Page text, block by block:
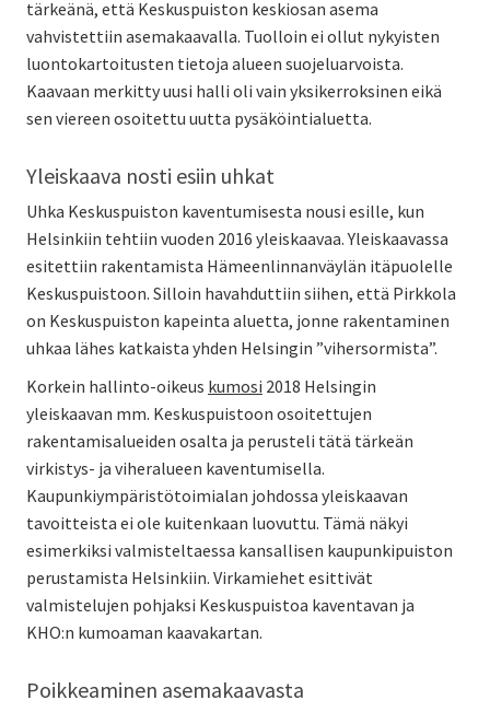
tärkeänä, että Keskuspuiston keskiosan asema
vahvistettiin asemakaavalla. Tuolloin ei ollut nykyisten
luontokartoitusten tietoja alueen suojeluarvoista.
Kaavaan merkitty uusi halli oli vain yksikerroksinen eikä
sen viereen osoitettu uutta pysäköintialuetta.
Yleiskaava nosti esiin uhkat
Uhka Keskuspuiston kaventumisesta nousi esille, kun
Helsinkiin tehtiin vuoden 2016 yleiskaavaa. Yleiskaavassa
esitettiin rakentamista Hämeenlinnanväylän itäpuolelle
Keskuspuistoon. Silloin havahduttiin siihen, että Pirkkola
on Keskuspuiston kapeinta aluetta, jonne rakentaminen
uhkaa lähes katkaista yhden Helsingin ”vihersormista”.
Korkein hallinto-oikeus kumosi 2018 Helsingin
yleiskaavan mm. Keskuspuistoon osoitettujen
rakentamisalueiden osalta ja perusteli tätä tärkeän
virkistys- ja viheralueen kaventumisella.
Kaupunkiympäristötoimialan johdossa yleiskaavan
tavoitteista ei ole kuitenkaan luovuttu. Tämä näkyi
esimerkiksi valmisteltaessa kansallisen kaupunkipuiston
perustamista Helsinkiin. Virkamiehet esittivät
valmistelujen pohjaksi Keskuspuistoa kaventavan ja
KHO:n kumoaman kaavakartan.
Poikkeaminen asemakaavasta